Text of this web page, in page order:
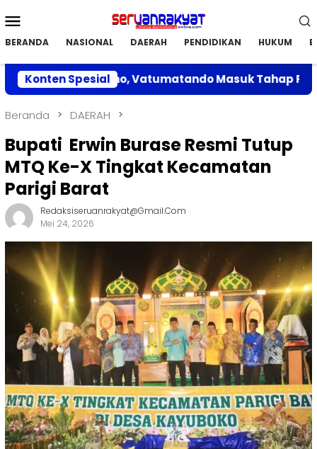
ke
Mobile
BERANDA NASIONAL DAERAH PENDIDIKAN HUKUM
Konten Spesial
di Parimo, Vatumatando Masuk Tahap Penilaian
Beranda DAERAH
Bupati Erwin Burase Resmi Tutup
MTQ Ke-X Tingkat Kecamatan
Parigi Barat
Redaksiseruanrakyat@gmail.com
Mei 24, 2026